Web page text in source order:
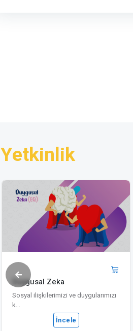
Yetkinlik
Duygusal Zeka
Sosyal ilişkilerimizi ve duygularımızı
k...
İncele